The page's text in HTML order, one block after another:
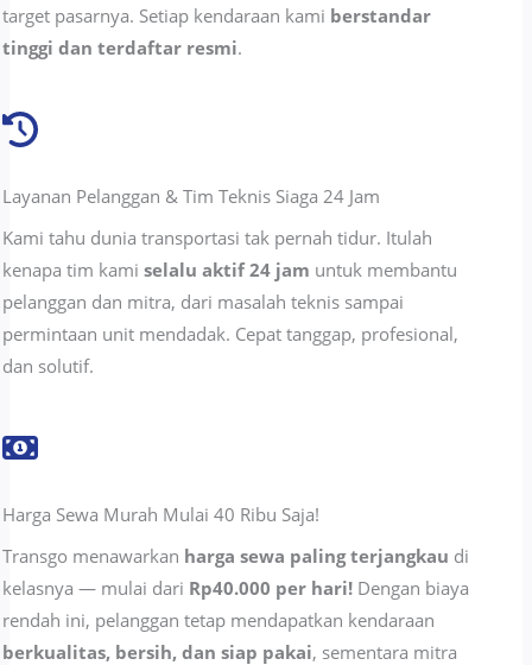
target pasarnya. Setiap kendaraan kami berstandar
tinggi dan terdaftar resmi.
Layanan Pelanggan & Tim Teknis Siaga 24 Jam
Kami tahu dunia transportasi tak pernah tidur. Itulah
kenapa tim kamiselalu aktif 24 jam untuk membantu
pelanggan dan mitra, dari masalah teknis sampai
permintaan unit mendadak. Cepat tanggap, profesional,
dan solutif.
Harga Sewa Murah Mulai 40 Ribu Saja!
Transgo menawarkan harga sewa paling terjangkau di
kelasnya — mulai dari Rp40.000 per hari! Dengan biaya
rendah ini, pelanggan tetap mendapatkan kendaraan
berkualitas, bersih, dan siap pakai, sementara mitra